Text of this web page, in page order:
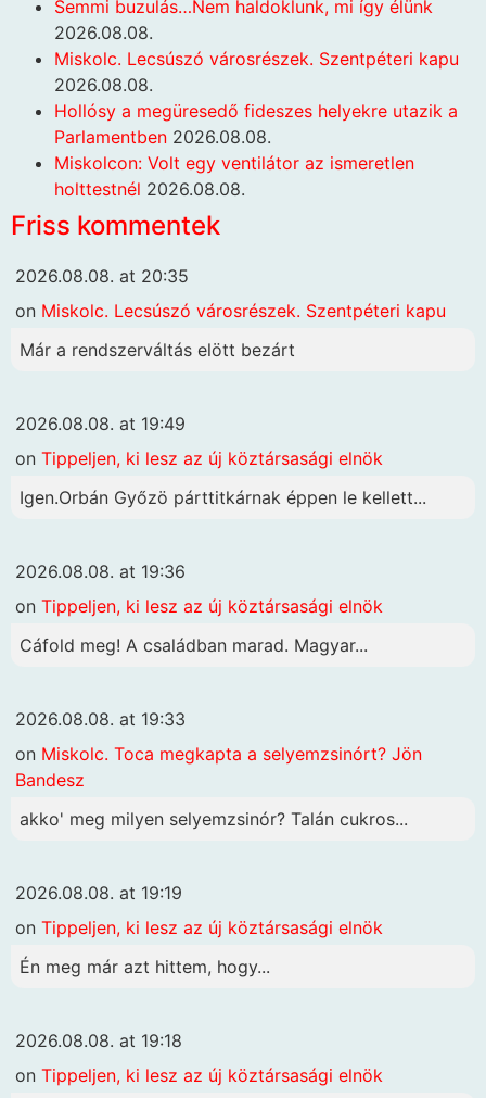
Semmi buzulás…Nem haldoklunk, mi így élünk
2026.08.08.
Miskolc. Lecsúszó városrészek. Szentpéteri kapu
2026.08.08.
Hollósy a megüresedő fideszes helyekre utazik a
Parlamentben 2026.08.08.
Miskolcon: Volt egy ventilátor az ismeretlen
holttestnél 2026.08.08.
Friss kommentek
2026.08.08. at 20:35
on Miskolc. Lecsúszó városrészek. Szentpéteri kapu
Már a rendszerváltás elött bezárt
2026.08.08. at 19:49
on Tippeljen, ki lesz az új köztársasági elnök
Igen.Orbán Győzö párttitkárnak éppen le kellett...
2026.08.08. at 19:36
on Tippeljen, ki lesz az új köztársasági elnök
Cáfold meg! A családban marad. Magyar...
2026.08.08. at 19:33
on Miskolc. Toca megkapta a selyemzsinórt? Jön
Bandesz
akko' meg milyen selyemzsinór? Talán cukros...
2026.08.08. at 19:19
on Tippeljen, ki lesz az új köztársasági elnök
Én meg már azt hittem, hogy...
2026.08.08. at 19:18
on Tippeljen, ki lesz az új köztársasági elnök